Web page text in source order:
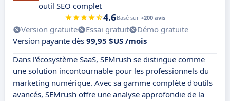
outil SEO complet
4.6Basé sur +200 avis
Version gratuite Essai gratuit
Démo gratuite
Version payante dès 99,95 $US /mois
Dans l'écosystème SaaS, SEMrush se distingue comme
une solution incontournable pour les professionnels du
marketing numérique. Avec sa gamme complète d'outils
avancés, SEMrush offre une analyse approfondie de la